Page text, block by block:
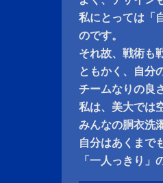
私にとっては「
のです。
それ故、戦術も
ともかく、自分
チームなりの良
私は、美大では
みんなの胴衣洗
自分はあくまで
「一人っきり